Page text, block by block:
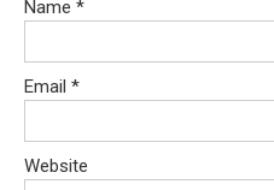
Name *
Email *
Website